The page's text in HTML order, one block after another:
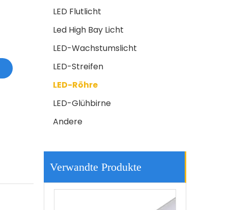
LED Flutlicht
Led High Bay Licht
LED-Wachstumslicht
LED-Streifen
LED-Röhre
LED-Glühbirne
Andere
Verwandte Produkte